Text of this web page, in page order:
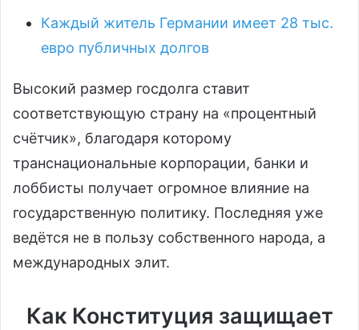
Каждый житель Германии имеет 28 тыс.
евро публичных долгов
Высокий размер госдолга ставит
соответствующую страну на «процентный
счётчик», благодаря которому
транснациональные корпорации, банки и
лоббисты получает огромное влияние на
государственную политику. Последняя уже
ведётся не в пользу собственного народа, а
международных элит.
Как Конституция защищает